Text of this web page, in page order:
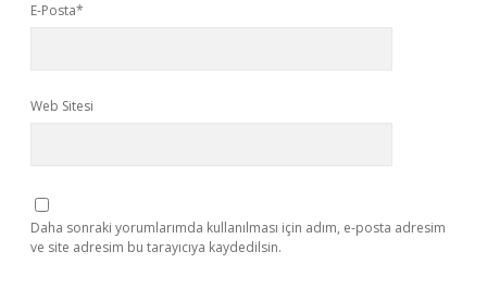
E-Posta*
Web Sitesi
Daha sonraki yorumlarımda kullanılması için adım, e-posta adresim
ve site adresim bu tarayıcıya kaydedilsin.